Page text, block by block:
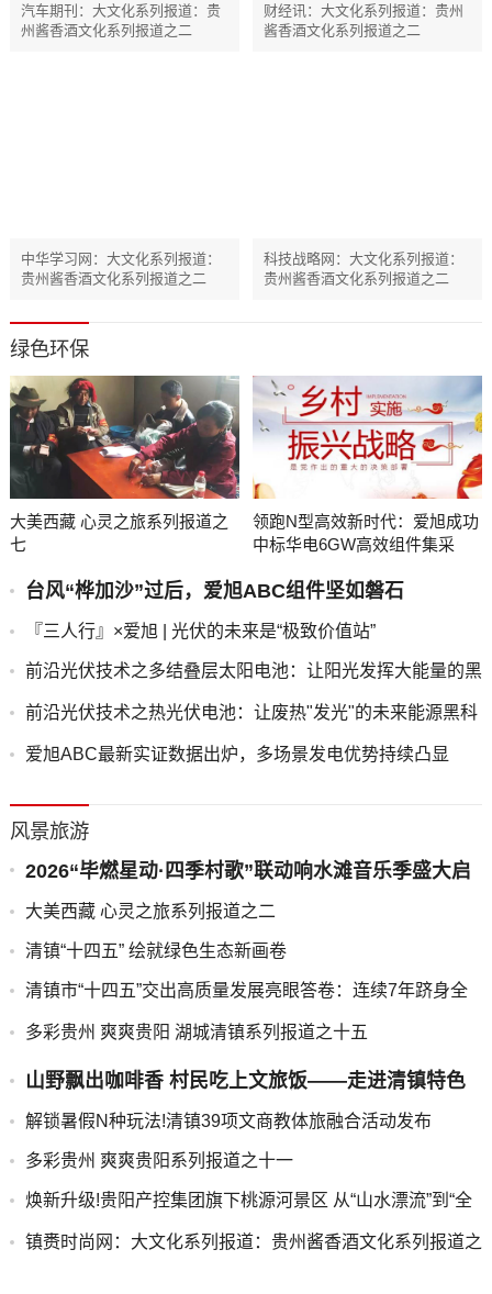
汽车期刊：大文化系列报道：贵
州酱香酒文化系列报道之二
财经讯：大文化系列报道：贵州
酱香酒文化系列报道之二
中华学习网：大文化系列报道：
贵州酱香酒文化系列报道之二
科技战略网：大文化系列报道：
贵州酱香酒文化系列报道之二
绿色环保
大美西藏 心灵之旅系列报道之
七
领跑N型高效新时代：爱旭成功
中标华电6GW高效组件集采
台风“桦加沙”过后，爱旭ABC组件坚如磐石
『三人行』×爱旭 | 光伏的未来是“极致价值站”
前沿光伏技术之多结叠层太阳电池：让阳光发挥大能量的黑
前沿光伏技术之热光伏电池：让废热"发光"的未来能源黑科
爱旭ABC最新实证数据出炉，多场景发电优势持续凸显
风景旅游
2026“毕燃星动·四季村歌”联动响水滩音乐季盛大启
幕
大美西藏 心灵之旅系列报道之二
清镇“十四五” 绘就绿色生态新画卷
清镇市“十四五”交出高质量发展亮眼答卷：连续7年跻身全
多彩贵州 爽爽贵阳 湖城清镇系列报道之十五
山野飘出咖啡香 村民吃上文旅饭——走进清镇特色
“村咖”
解锁暑假N种玩法!清镇39项文商教体旅融合活动发布
多彩贵州 爽爽贵阳系列报道之十一
焕新升级!贵阳产控集团旗下桃源河景区 从“山水漂流”到“全
镇赉时尚网：大文化系列报道：贵州酱香酒文化系列报道之